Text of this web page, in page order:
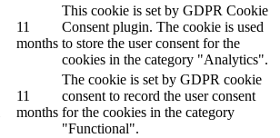
11
months
This cookie is set by GDPR Cookie
Consent plugin. The cookie is used
to store the user consent for the
cookies in the category "Analytics".
11
months
The cookie is set by GDPR cookie
consent to record the user consent
for the cookies in the category
"Functional".